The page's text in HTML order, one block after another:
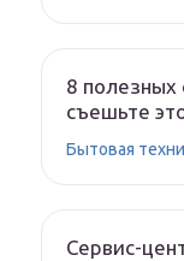
8 полезных
съешьте
Бытовая
Сервис-